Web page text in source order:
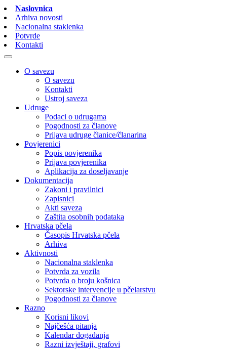
Naslovnica
Arhiva novosti
Nacionalna staklenka
Potvrde
Kontakti
O savezu
O savezu
Kontakti
Ustroj saveza
Udruge
Podaci o udrugama
Pogodnosti za članove
Prijava udruge članice/članarina
Povjerenici
Popis povjerenika
Prijava povjerenika
Aplikacija za doseljavanje
Dokumentacija
Zakoni i pravilnici
Zapisnici
Akti saveza
Zaštita osobnih podataka
Hrvatska pčela
Časopis Hrvatska pčela
Arhiva
Aktivnosti
Nacionalna staklenka
Potvrda za vozila
Potvrda o broju košnica
Sektorske intervencije u pčelarstvu
Pogodnosti za članove
Razno
Korisni likovi
Najčešća pitanja
Kalendar događanja
Razni izvještaji, grafovi